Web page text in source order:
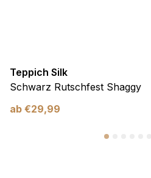
Teppich Silk
Schwarz Rutschfest Shaggy
ab €29,99